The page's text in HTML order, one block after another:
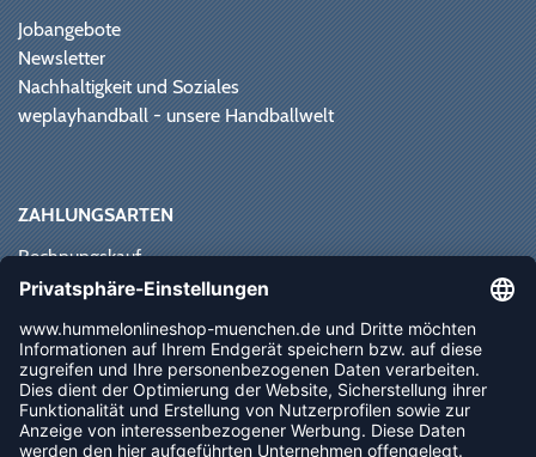
Jobangebote
Newsletter
Nachhaltigkeit und Soziales
weplayhandball - unsere Handballwelt
ZAHLUNGSARTEN
Rechnungskauf
Paypal
Vorkasse
Sofortüberweisung
NEWSLETTER